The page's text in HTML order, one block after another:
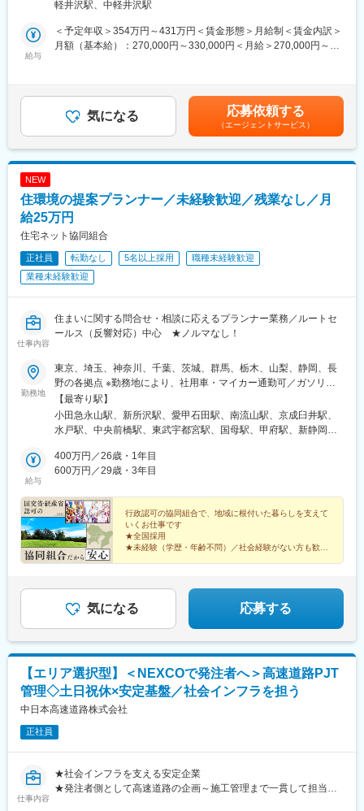
・入社退社対応
・面接対応
・売上管理（数値確認、分析）
・スタッフトラブルの対応
・オープン、クローズ対応
・クライアント（メーカー）とのコミュニケーション
・職位ごとの評価シート
・明確な評価軸
・チーフMGへのキャリアアップも可能
場を移せる環境が整っており、スキルも役職も頑張り次第で上が
るため、長期就業が可能ですし、長期的なキャリア形成も実現可
■過去の中途入社者
・アパレルの接客販売の経験者
のキャリアチェンジも実績多数
■配属ブランド
海外・スポーツ・コスメブランドでの勤務になります。
https://sirs-saiyo.jp/job/-/info/list
こちらより、フリーワードにアウトレットの名前を入れ検索する
と現在の募集店舗がご覧いただけます。面接にて、ご希望やお人
柄、ご経験、現在の店舗の人員バランスを見て配属ブランドを決
定します。
■メンバー構成について
店舗では正社員、アルバイト、主婦(夫)さんや学生さん、海外籍の
スタッフなどが働いています。様々なブランドを手掛ける強みと
して同施設内にはサーズの運営するブランドが複数あり、店舗だ
なディスカッションや社内研修などを設けております。また、事
業部長やチーフマネージャーやチーフスパーバイザー、店舗管轄
のスパーバイザーが定期的に巡回しますので、困ったときに上長
や仲間へも相談しやすい「会社の仲間同士」コミュニケーション
を取れる強みがあり、長く楽しく販売のお仕事を続けていける環
境です。
軽井沢駅、中軽井沢駅
給与
＜予定年収＞354万円～431万円＜賃金形態＞月給制＜賃金内訳＞
月額（基本給）：270,000円～330,000円＜月給＞270,000円～
下する可能性があります。月給(月額)は固定手当を含めた表記で
す。
気になる 応募依頼する
（エージェントサービス）
NEW
住環境の提案プランナー／未経験歓迎／残業なし／月
給25万円
住宅ネット協同組合
正社員 転勤なし 5名以上採用
職種未経験歓迎
業種未経験歓迎
仕事内容
住まいに関する問合せ・相談に応えるプランナー業務／ルートセ
ールス（反響対応）中心 ★ノルマなし！
勤務地
東京、埼玉、神奈川、千葉、茨城、群馬、栃木、山梨、静岡、長
野の各拠点 ※勤務地により、社用車・マイカー通勤可／ガソリン
代支給・無料駐車場有※直行直帰OK＊東京本部 ／東京都多摩市
永山3-18-4＊埼玉本部 ／埼玉県所沢市岩岡町666-5＊神奈川本部
／神奈川県厚木市愛甲3-6-1＊千葉本部 ／千葉県流山市南流山1-
城本部 ／茨城県水戸市城南3-16-16アシスト城南ビル2F＊群馬
本部 ／群馬県前橋市表町2-1-10 Storyビル2F＊栃木本部 ／栃
部 ／山梨県甲府市国母7-9-38 1F＊甲府駅前 ／山梨県甲府市丸
の内2丁目1-10 アルカディアビル1F＊静岡本部 ／静岡県静岡市
葵区三番町21-12 三番町Ａビル1Ｂ号＊松本本部 ／長野県松本市
岡田松岡147-6 ハイツMIYUKI＊長野本部 ／長野市大字鶴賀田町
2133-4 城東第一ビル4Fご希望に合わせた勤務もできますのでお気
【最寄り駅】
小田急永山駅、新所沢駅、愛甲石田駅、南流山駅、京成臼井駅、
水戸駅、中央前橋駅、東武宇都宮駅、国母駅、甲府駅、新静岡
給与
400万円／26歳・1年目
600万円／29歳・3年目
行政認可の協同組合で、地域に根付いた暮らしを支えて
いくお仕事です
★全国採用
★未経験（学歴・年齢不問）／社会経験がない方も歓迎
気になる 応募する
【エリア選択型】＜NEXCOで発注者へ＞高速道路PJT
管理◇土日祝休×安定基盤／社会インフラを担う
中日本高速道路株式会社
正社員
仕事内容
★社会インフラを支える安定企業
★発注者側として高速道路の企画～施工管理まで一貫して担当